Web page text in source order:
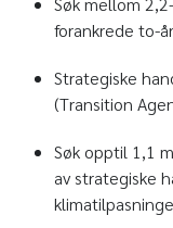
forankrede to-
Strategiske
(Transition
Søk opptil 1,1
av strategiske